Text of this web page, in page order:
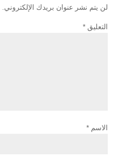
لن يتم نشر عنوان بريدك الإلكتروني.
التعليق *
الاسم *